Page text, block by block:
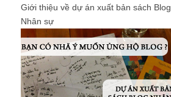
Giới thiệu về dự án xuất bản sách Blog
Nhân sự